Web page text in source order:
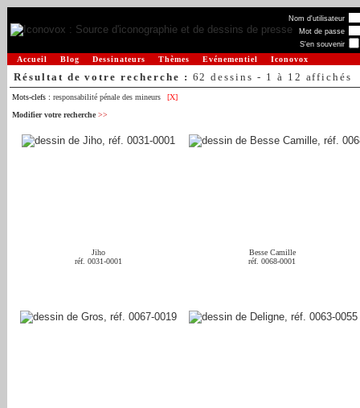
Nom d'utilisateur
Mot de passe
S'en souvenir
Accueil Blog Dessinateurs Thèmes Evénementiel Iconovox
Résultat de votre recherche : 62 dessins - 1 à 12 affichés
Mots-clefs : responsabilité pénale des mineurs
[X]
Modifier votre recherche >>
Jiho
réf. 0031-0001
Besse Camille
réf. 0068-0001